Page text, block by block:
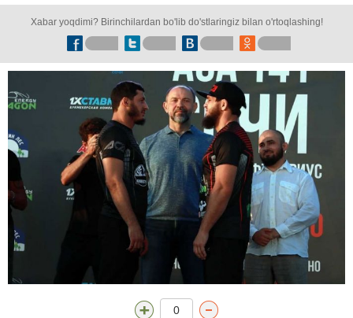
Xabar yoqdimi? Birinchilardan bo'lib do'stlaringiz bilan o'rtoqlashing!
0